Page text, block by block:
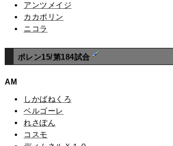
アンツメイジ
カカポリン
ニコラ
ポレン15/第184試合
AM
しかばねくろ
ベルゴーレ
れさぽん
コスモ